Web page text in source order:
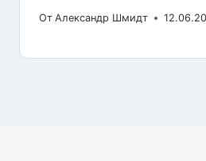
От Александр Шмидт